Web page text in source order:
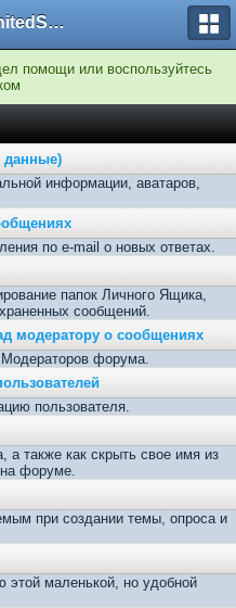
Форум UnitedSouth
помощи или воспользуйтесь
данные)
информации, аватаров,
по e-mail о новых ответах.
папок Личного Ящика,
сообщений.
модератору о сообщениях
Модераторов форума.
пользователя.
а также как скрыть свое имя из
форуме.
при создании темы, опроса и
этой маленькой, но удобной